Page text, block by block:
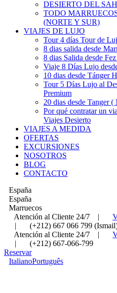
DESIERTO DEL
TODO
(NORTE Y SUR)
VIAJES DE LUJO
Tour 4 días Tour de
8 dias salida desde
8 dias Salida desde
Viaje 8 Días Lujo
10 dias desde Tánger
Tour 5 Días Lujo al
Premium
20 dias desde Tanger
Por qué contratar un
Viajes Desierto
VIAJES A MEDIDA
OFERTAS
EXCURSIONES
NOSOTROS
BLOG
CONTACTO
España
España
Marruecos
Atención al Cliente 24/7
|
|
(+212) 667 066 799
Atención al Cliente 24/7
|
|
(+212) 667-066-799
Reservar
ItalianoPortuguês